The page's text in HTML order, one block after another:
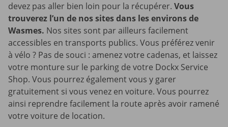
devez pas aller bien loin pour la récupérer. Vous
trouverez l’un de nos sites dans les environs de
Wasmes. Nos sites sont par ailleurs facilement
accessibles en transports publics. Vous préférez venir
à vélo ? Pas de souci : amenez votre cadenas, et laissez
votre monture sur le parking de votre Dockx Service
Shop. Vous pourrez également vous y garer
gratuitement si vous venez en voiture. Vous pourrez
ainsi reprendre facilement la route après avoir ramené
votre voiture de location.